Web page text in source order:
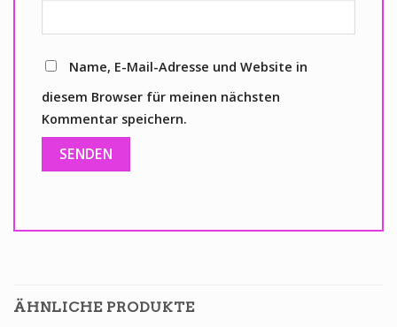
Name, E-Mail-Adresse und Website in
diesem Browser für meinen nächsten
Kommentar speichern.
ÄHNLICHE PRODUKTE